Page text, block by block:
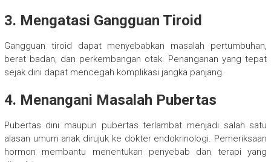
3. Mengatasi Gangguan Tiroid
Gangguan tiroid dapat menyebabkan masalah pertumbuhan,
berat badan, dan perkembangan otak. Penanganan yang tepat
sejak dini dapat mencegah komplikasi jangka panjang.
4. Menangani Masalah Pubertas
Pubertas dini maupun pubertas terlambat menjadi salah satu
alasan umum anak dirujuk ke dokter endokrinologi. Pemeriksaan
hormon membantu menentukan penyebab dan terapi yang